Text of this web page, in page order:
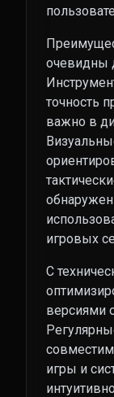
очевидны
точность
важно в
игровых
С
версиями
игры и